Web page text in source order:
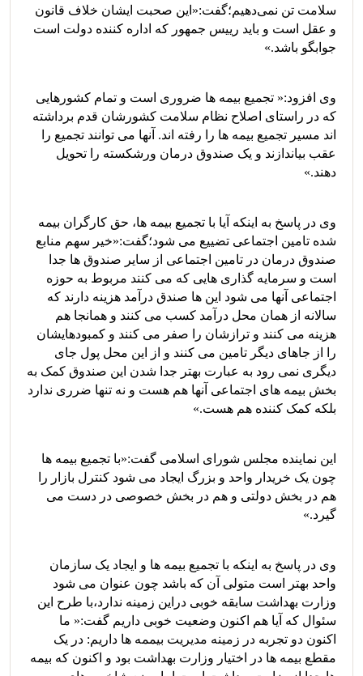
سلامت تن نمی‌دهیم؛گفت:«این صحبت ایشان خلاف قانون
و عقل است و باید رییس جمهور که اداره کننده دولت است
جوابگو باشد.»
وی افزود:« تجمیع بیمه ها ضروری است و تمام کشورهایی
که در راستای اصلاح نظام سلامت کشورشان قدم برداشته
اند مسیر تجمیع بیمه ها را رفته اند. آنها می توانند تجمیع را
عقب بیاندازند و یک صندوق درمان ورشکسته را تحویل
دهند.»
وی در پاسخ به اینکه آیا با تجمیع بیمه ها، حق کارگران بیمه
شده تامین اجتماعی تضییع می شود؛گفت:«خیر سهم منابع
صندوق درمان در تامین اجتماعی از سایر صندوق ها جدا
است و سرمایه گذاری هایی که می کنند مربوط به حوزه
اجتماعی آنها می شود این ها صندق درآمد هزینه دارند که
سالانه از همان محل درآمد کسب می کنند و همانجا هم
هزینه می کنند و ترازشان را صفر می کنند و کمبودهایشان
را از جاهای دیگر تامین می کنند و از این محل پول جای
دیگری نمی رود به عبارت بهتر جدا شدن این صندوق کمک به
بخش بیمه های اجتماعی آنها هم هست و نه تنها ضرری ندارد
بلکه کمک کننده هم هست.»
این نماینده مجلس شورای اسلامی گفت:«با تجمیع بیمه ها
چون یک خریدار واحد و بزرگ ایجاد می شود کنترل بازار را
هم در بخش دولتی و هم در بخش خصوصی در دست می
گیرد.»
وی در پاسخ به اینکه با تجمیع بیمه ها و ایجاد یک سازمان
واحد بهتر است متولی آن که باشد چون عنوان می شود
وزارت بهداشت سابقه خوبی دراین زمینه ندارد،با طرح این
سئوال که آیا هم اکنون وضعیت خوبی داریم گفت:« ما
اکنون دو تجربه در زمینه مدیریت بیممه ها داریم: در یک
مقطع بیمه ها در اختیار وزارت بهداشت بود و اکنون که بیمه